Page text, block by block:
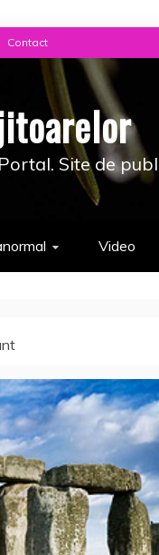
Contact
Site de
Video